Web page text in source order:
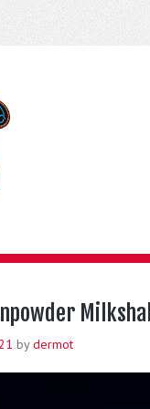
bydermot